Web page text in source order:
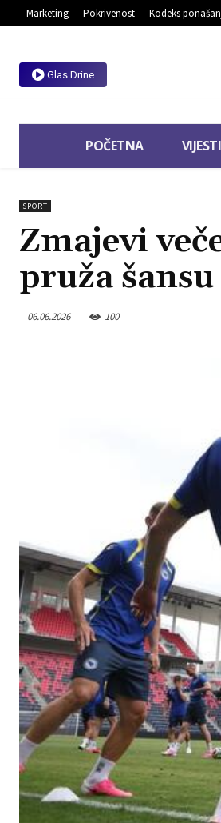
Marketing Pokrivenost Kodeks
Glas Drine
POČETNA VIJESTI
SPORT
Zmajevi
pruža
06.06.2026 100